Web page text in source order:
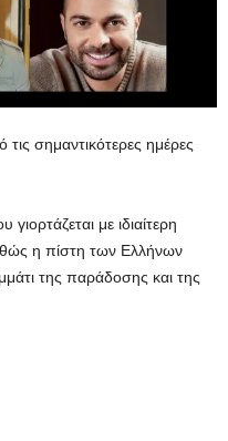
τις σημαντικότερες ημέρες
με ιδιαίτερη
η πίστη των Ελλήνων
της παράδοσης και της